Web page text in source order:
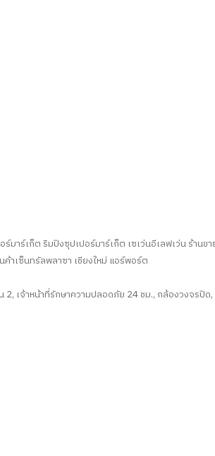
ร์เก็ต ริมปิงซุปเปอร์มาร์เก็ต เซเว่นอีเลฟเว่น ร้านขา
าเซ็นทรัลพลาซา เชียงใหม่ แอร์พอร์ต
เจ้าหน้าที่รักษาความปลอดภัย 24 ชม., กล้องวงจรปิด